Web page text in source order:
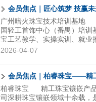
会员焦点｜匠心筑梦 技赢
广州暗火珠宝技术培训
国轻工首饰中心（番禺）培
宝工艺教学、实操实训、就业
宝产业链优势，精准对接行
现从零基础小白到行业
2026-04-07
会员焦点｜柏睿珠宝——精
柏睿珠宝 精工珠宝镶嵌
司深耕珠宝镶嵌领域十余载，